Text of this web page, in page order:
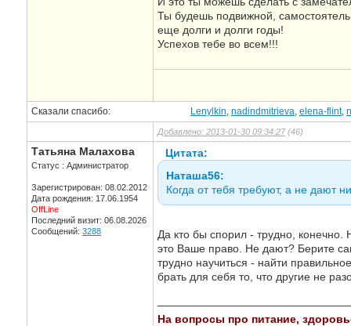
Ты будешь подвижной,
еще долги и долги годы!
Успехов тебе во всем!!!
Сказали спасибо: Lenylkin, nadindmitrieva, elena-flint,
Добавлено: 2013-01-30 09:34:27(46)
Татьяна Малахова
Статус : Администратор
Зарегистрирован: 08.02.2012
Дата рождения: 17.06.1954
OffLine
Последний визит: 06.08.2026
Сообщений: 3288
Цитата:
Наташа56:
Когда от тебя требуют, а не дают
Да кто бы спорил - трудно,
это Ваше право. Не дают? Берите
трудно научиться - найти
брать для себя то, что другие не
На вопросы про питание,